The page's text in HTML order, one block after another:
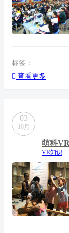
标签：
查看更多
03
10月
萌科
VR知识